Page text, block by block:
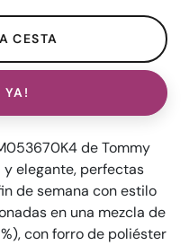
YA!
de Tommy
elegante, perfectas
de semana con estilo
en una mezcla de
con forro de poliéster